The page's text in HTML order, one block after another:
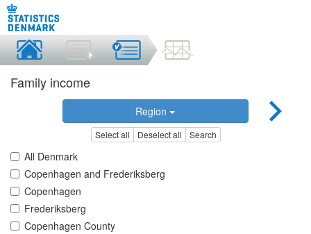
Family income
Region
Select all Deselect all Search
All Denmark
Copenhagen and Frederiksberg
Copenhagen
Frederiksberg
Copenhagen County